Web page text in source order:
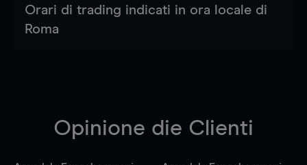
Orari di trading indicati in ora locale di
Roma
Opinione die Clienti